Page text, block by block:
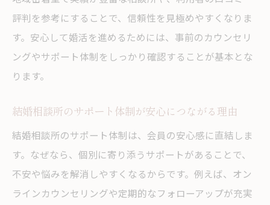
評判を参考にすることで、信頼性を見極めやすくなりま
す。安心して婚活を進めるためには、事前のカウンセリ
ングやサポート体制をしっかり確認することが基本とな
ります。
結婚相談所のサポート体制が安心につながる理由
結婚相談所のサポート体制は、会員の安心感に直結しま
す。なぜなら、個別に寄り添うサポートがあることで、
不安や悩みを解消しやすくなるからです。例えば、オン
ラインカウンセリングや定期的なフォローアップが充実